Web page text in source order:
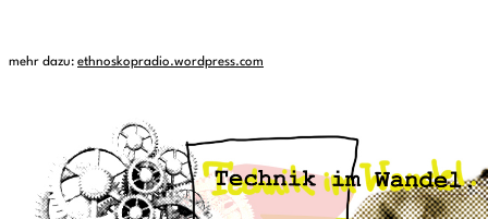
mehr dazu: ethnoskopradio.wordpress.com